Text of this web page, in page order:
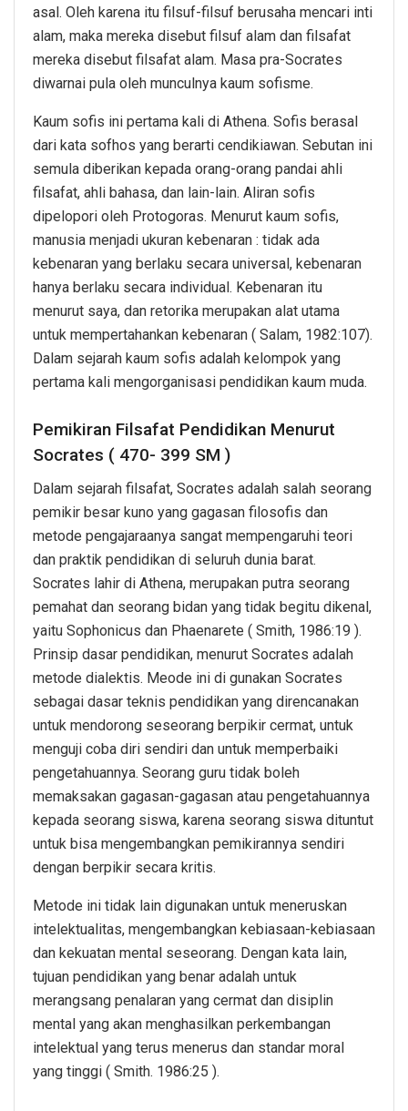
asal. Oleh karena itu filsuf-filsuf berusaha mencari inti
alam, maka mereka disebut filsuf alam dan filsafat
mereka disebut filsafat alam. Masa pra-Socrates
diwarnai pula oleh munculnya kaum sofisme.
Kaum sofis ini pertama kali di Athena. Sofis berasal
dari kata sofhos yang berarti cendikiawan. Sebutan ini
semula diberikan kepada orang-orang pandai ahli
filsafat, ahli bahasa, dan lain-lain. Aliran sofis
dipelopori oleh Protogoras. Menurut kaum sofis,
manusia menjadi ukuran kebenaran : tidak ada
kebenaran yang berlaku secara universal, kebenaran
hanya berlaku secara individual. Kebenaran itu
menurut saya, dan retorika merupakan alat utama
untuk mempertahankan kebenaran ( Salam, 1982:107).
Dalam sejarah kaum sofis adalah kelompok yang
pertama kali mengorganisasi pendidikan kaum muda.
Pemikiran Filsafat Pendidikan Menurut
Socrates ( 470- 399 SM )
Dalam sejarah filsafat, Socrates adalah salah seorang
pemikir besar kuno yang gagasan filosofis dan
metode pengajaraanya sangat mempengaruhi teori
dan praktik pendidikan di seluruh dunia barat.
Socrates lahir di Athena, merupakan putra seorang
pemahat dan seorang bidan yang tidak begitu dikenal,
yaitu Sophonicus dan Phaenarete ( Smith, 1986:19 ).
Prinsip dasar pendidikan, menurut Socrates adalah
metode dialektis. Meode ini di gunakan Socrates
sebagai dasar teknis pendidikan yang direncanakan
untuk mendorong seseorang berpikir cermat, untuk
menguji coba diri sendiri dan untuk memperbaiki
pengetahuannya. Seorang guru tidak boleh
memaksakan gagasan-gagasan atau pengetahuannya
kepada seorang siswa, karena seorang siswa dituntut
untuk bisa mengembangkan pemikirannya sendiri
dengan berpikir secara kritis.
Metode ini tidak lain digunakan untuk meneruskan
intelektualitas, mengembangkan kebiasaan-kebiasaan
dan kekuatan mental seseorang. Dengan kata lain,
tujuan pendidikan yang benar adalah untuk
merangsang penalaran yang cermat dan disiplin
mental yang akan menghasilkan perkembangan
intelektual yang terus menerus dan standar moral
yang tinggi ( Smith. 1986:25 ).